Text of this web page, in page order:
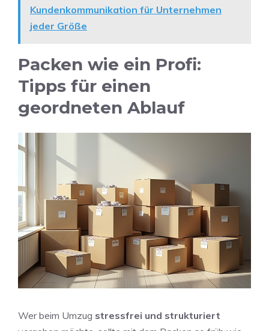
Kundenkommunikation für Unternehmen
jeder Größe
Packen wie ein Profi:
Tipps für einen
geordneten Ablauf
Wer beim Umzug stressfrei und strukturiert